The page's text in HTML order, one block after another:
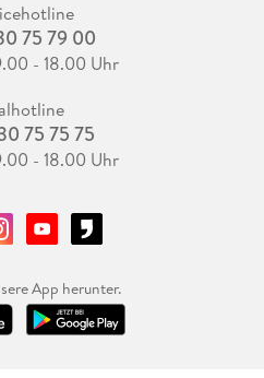
75 79 00
- 18.00 Uhr
75 75 75
- 18.00 Uhr
App herunter.